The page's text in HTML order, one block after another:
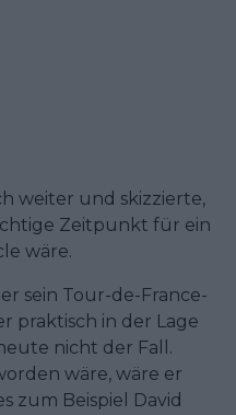
weiter und skizzierte,
Zeitpunkt für ein
wäre.
sein Tour-de-France-
praktisch in der Lage
nicht der Fall.
wäre, wäre er
zum Beispiel David